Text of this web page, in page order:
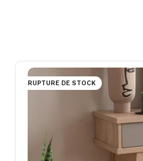
RUPTURE DE STOCK